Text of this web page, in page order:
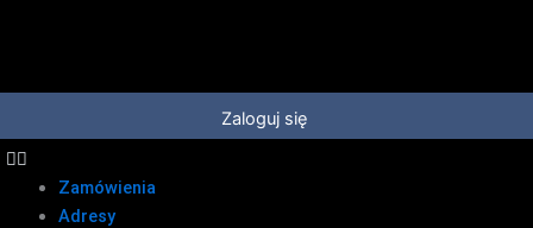
Zaloguj się
Zamówienia
Adresy